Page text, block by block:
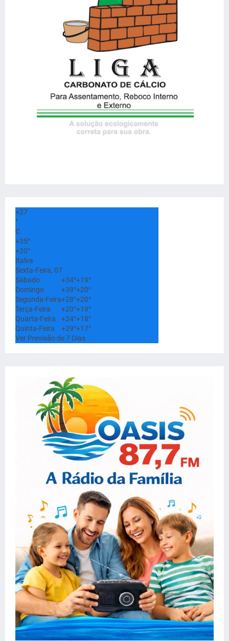
+27
°
C
+35°
+20°
Italva
Sexta-Feira, 07
Sábado
+34°+19°
Domingo
+39°+20°
Segunda-Feira+28°+20°
Terça-Feira
+20°+19°
Quarta-Feira
+24°+18°
Quinta-Feira
+29°+17°
Ver Previsão de 7 Dias